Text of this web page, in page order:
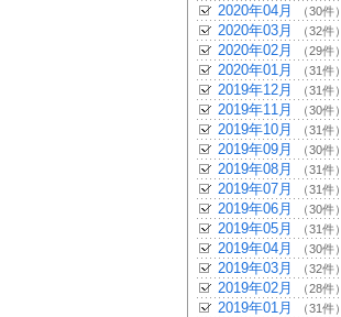
2020年04月 （30件）
2020年03月 （32件）
2020年02月 （29件）
2020年01月 （31件）
2019年12月 （31件）
2019年11月 （30件）
2019年10月 （31件）
2019年09月 （30件）
2019年08月 （31件）
2019年07月 （31件）
2019年06月 （30件）
2019年05月 （31件）
2019年04月 （30件）
2019年03月 （32件）
2019年02月 （28件）
2019年01月 （31件）